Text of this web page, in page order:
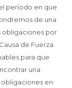
período en que
de una
obligaciones por
de Fuerza
para que
una
en